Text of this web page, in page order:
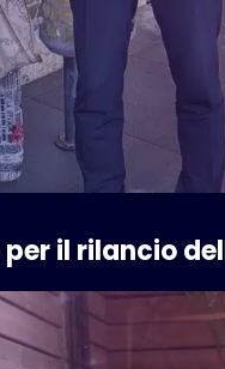
il rilancio